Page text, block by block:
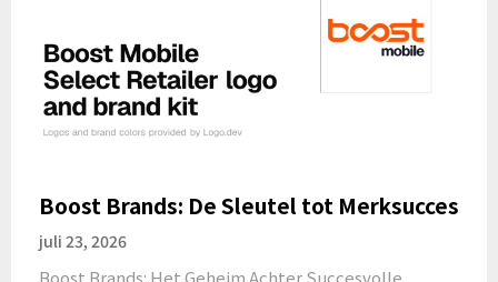
Boost Brands: De Sleutel tot Merksucces
juli 23, 2026
Boost Brands: Het Geheim Achter Succesvolle